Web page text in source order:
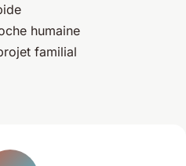
humaine
familial